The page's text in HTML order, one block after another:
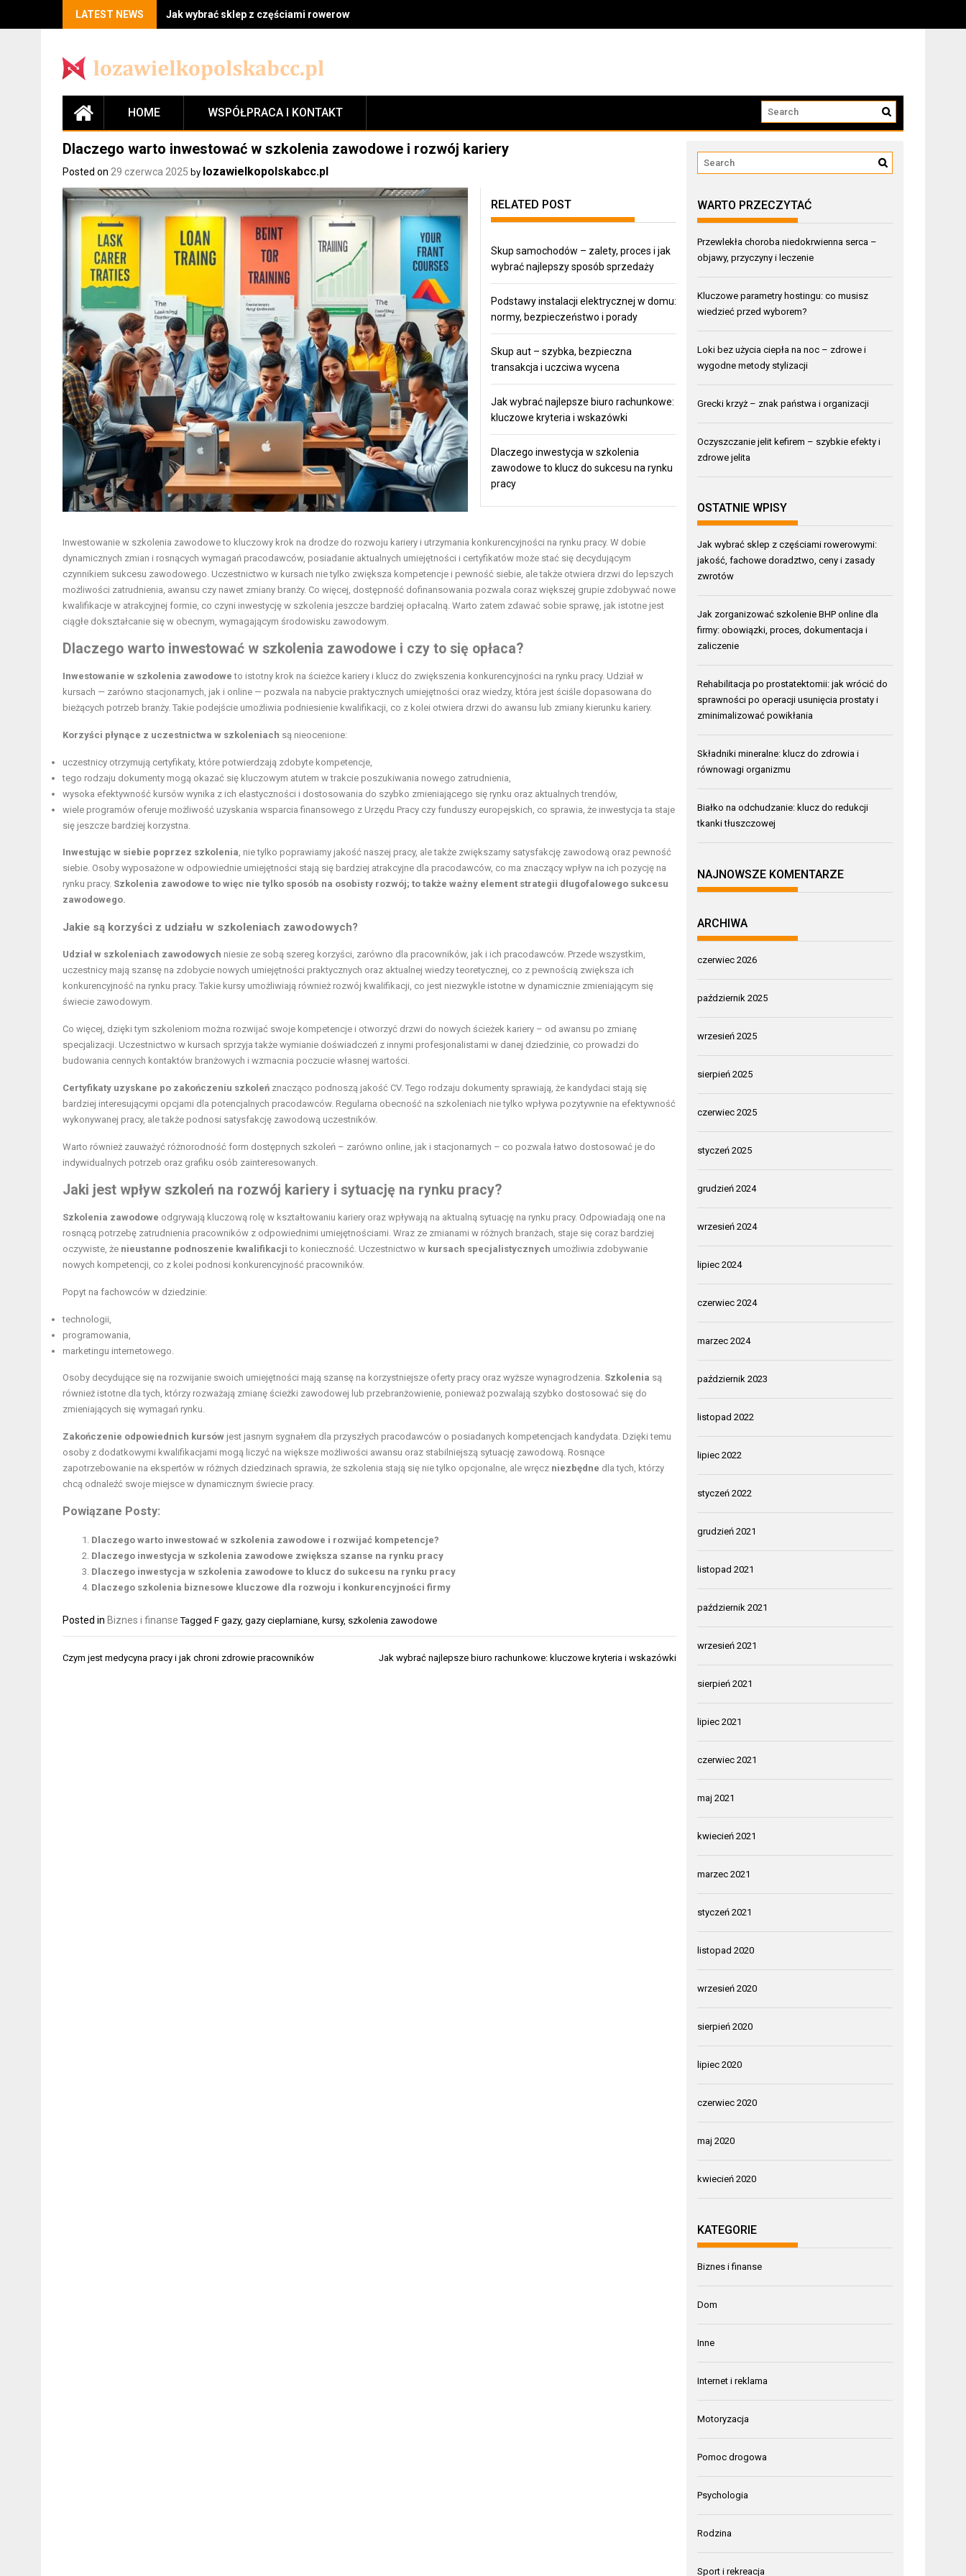
LATEST NEWS Jak wybrać sklep z częściami rowerowymi: jakość, fachowe doradztwo, ceny i zasady zwrotów
HOME WSPÓŁPRACA I KONTAKT
Dlaczego warto inwestować w szkolenia zawodowe i rozwój kariery
Posted on 29 czerwca 2025 by lozawielkopolskabcc.pl
RELATED POST
Skup samochodów – zalety, proces i jak
wybrać najlepszy sposób sprzedaży
Podstawy instalacji elektrycznej w domu:
normy, bezpieczeństwo i porady
Skup aut – szybka, bezpieczna
transakcja i uczciwa wycena
Jak wybrać najlepsze biuro rachunkowe:
kluczowe kryteria i wskazówki
Dlaczego inwestycja w szkolenia
zawodowe to klucz do sukcesu na rynku
pracy
Inwestowanie w szkolenia zawodowe to kluczowy krok na drodze do rozwoju kariery i utrzymania konkurencyjności na rynku pracy. W dobie
dynamicznych zmian i rosnących wymagań pracodawców, posiadanie aktualnych umiejętności i certyfikatów może stać się decydującym
czynnikiem sukcesu zawodowego. Uczestnictwo w kursach nie tylko zwiększa kompetencje i pewność siebie, ale także otwiera drzwi do lepszych
możliwości zatrudnienia, awansu czy nawet zmiany branży. Co więcej, dostępność dofinansowania pozwala coraz większej grupie zdobywać nowe
kwalifikacje w atrakcyjnej formie, co czyni inwestycję w szkolenia jeszcze bardziej opłacalną. Warto zatem zdawać sobie sprawę, jak istotne jest
ciągłe dokształcanie się w obecnym, wymagającym środowisku zawodowym.
Dlaczego warto inwestować w szkolenia zawodowe i czy to się opłaca?
Inwestowanie w szkolenia zawodowe to istotny krok na ścieżce kariery i klucz do zwiększenia konkurencyjności na rynku pracy. Udział w
kursach — zarówno stacjonarnych, jak i online — pozwala na nabycie praktycznych umiejętności oraz wiedzy, która jest ściśle dopasowana do
bieżących potrzeb branży. Takie podejście umożliwia podniesienie kwalifikacji, co z kolei otwiera drzwi do awansu lub zmiany kierunku kariery.
Korzyści płynące z uczestnictwa w szkoleniach są nieocenione:
uczestnicy otrzymują certyfikaty, które potwierdzają zdobyte kompetencje,
tego rodzaju dokumenty mogą okazać się kluczowym atutem w trakcie poszukiwania nowego zatrudnienia,
wysoka efektywność kursów wynika z ich elastyczności i dostosowania do szybko zmieniającego się rynku oraz aktualnych trendów,
wiele programów oferuje możliwość uzyskania wsparcia finansowego z Urzędu Pracy czy funduszy europejskich, co sprawia, że inwestycja ta staje
się jeszcze bardziej korzystna.
Inwestując w siebie poprzez szkolenia , nie tylko poprawiamy jakość naszej pracy, ale także zwiększamy satysfakcję zawodową oraz pewność
siebie. Osoby wyposażone w odpowiednie umiejętności stają się bardziej atrakcyjne dla pracodawców, co ma znaczący wpływ na ich pozycję na
rynku pracy. Szkolenia zawodowe to więc nie tylko sposób na osobisty rozwój; to także ważny element strategii długofalowego sukcesu
zawodowego.
Jakie są korzyści z udziału w szkoleniach zawodowych?
Udział w szkoleniach zawodowych niesie ze sobą szereg korzyści, zarówno dla pracowników, jak i ich pracodawców. Przede wszystkim,
uczestnicy mają szansę na zdobycie nowych umiejętności praktycznych oraz aktualnej wiedzy teoretycznej, co z pewnością zwiększa ich
konkurencyjność na rynku pracy. Takie kursy umożliwiają również rozwój kwalifikacji, co jest niezwykle istotne w dynamicznie zmieniającym się
świecie zawodowym.
Co więcej, dzięki tym szkoleniom można rozwijać swoje kompetencje i otworzyć drzwi do nowych ścieżek kariery – od awansu po zmianę
specjalizacji. Uczestnictwo w kursach sprzyja także wymianie doświadczeń z innymi profesjonalistami w danej dziedzinie, co prowadzi do
budowania cennych kontaktów branżowych i wzmacnia poczucie własnej wartości.
Certyfikaty uzyskane po zakończeniu szkoleń znacząco podnoszą jakość CV. Tego rodzaju dokumenty sprawiają, że kandydaci stają się
bardziej interesującymi opcjami dla potencjalnych pracodawców. Regularna obecność na szkoleniach nie tylko wpływa pozytywnie na efektywność
wykonywanej pracy, ale także podnosi satysfakcję zawodową uczestników.
Warto również zauważyć różnorodność form dostępnych szkoleń – zarówno online, jak i stacjonarnych – co pozwala łatwo dostosować je do
indywidualnych potrzeb oraz grafiku osób zainteresowanych.
Jaki jest wpływ szkoleń na rozwój kariery i sytuację na rynku pracy?
Szkolenia zawodowe odgrywają kluczową rolę w kształtowaniu kariery oraz wpływają na aktualną sytuację na rynku pracy. Odpowiadają one na
rosnącą potrzebę zatrudnienia pracowników z odpowiednimi umiejętnościami. Wraz ze zmianami w różnych branżach, staje się coraz bardziej
oczywiste, że nieustanne podnoszenie kwalifikacji to konieczność. Uczestnictwo w kursach specjalistycznych umożliwia zdobywanie
nowych kompetencji, co z kolei podnosi konkurencyjność pracowników.
Popyt na fachowców w dziedzinie:
technologii,
programowania,
marketingu internetowego.
Osoby decydujące się na rozwijanie swoich umiejętności mają szansę na korzystniejsze oferty pracy oraz wyższe wynagrodzenia. Szkolenia są
również istotne dla tych, którzy rozważają zmianę ścieżki zawodowej lub przebranżowienie, ponieważ pozwalają szybko dostosować się do
zmieniających się wymagań rynku.
Zakończenie odpowiednich kursów jest jasnym sygnałem dla przyszłych pracodawców o posiadanych kompetencjach kandydata. Dzięki temu
osoby z dodatkowymi kwalifikacjami mogą liczyć na większe możliwości awansu oraz stabilniejszą sytuację zawodową. Rosnące
zapotrzebowanie na ekspertów w różnych dziedzinach sprawia, że szkolenia stają się nie tylko opcjonalne, ale wręcz niezbędne dla tych, którzy
chcą odnaleźć swoje miejsce w dynamicznym świecie pracy.
Powiązane Posty:
Dlaczego warto inwestować w szkolenia zawodowe i rozwijać kompetencje?
Dlaczego inwestycja w szkolenia zawodowe zwiększa szanse na rynku pracy
Dlaczego inwestycja w szkolenia zawodowe to klucz do sukcesu na rynku pracy
Dlaczego szkolenia biznesowe kluczowe dla rozwoju i konkurencyjności firmy
Posted in Biznes i finanse Tagged F gazy, gazy cieplarniane kursy, szkolenia zawodowe
Nawigacja
Czym jest medycyna pracy i jak chroni zdrowie pracowników Jak wybrać najlepsze biuro rachunkowe: kluczowe kryteria i wskazówki
WARTO PRZECZYTAĆ
Przewlekła choroba niedokrwienna serca –
objawy, przyczyny i leczenie
Kluczowe parametry hostingu: co musisz
wiedzieć przed wyborem?
Loki bez użycia ciepła na noc – zdrowe i
wygodne metody stylizacji
Grecki krzyż – znak państwa i organizacji
Oczyszczanie jelit kefirem – szybkie efekty i
zdrowe jelita
OSTATNIE WPISY
Jak wybrać sklep z częściami rowerowymi:
jakość, fachowe doradztwo, ceny i zasady
zwrotów
Jak zorganizować szkolenie BHP online dla
firmy: obowiązki, proces, dokumentacja i
zaliczenie
Rehabilitacja po prostatektomii: jak wrócić do
sprawności po operacji usunięcia prostaty i
zminimalizować powikłania
Składniki mineralne: klucz do zdrowia i
równowagi organizmu
Białko na odchudzanie: klucz do redukcji
tkanki tłuszczowej
NAJNOWSZE KOMENTARZE
ARCHIWA
czerwiec 2026
październik 2025
wrzesień 2025
sierpień 2025
czerwiec 2025
styczeń 2025
grudzień 2024
wrzesień 2024
lipiec 2024
czerwiec 2024
marzec 2024
październik 2023
listopad 2022
lipiec 2022
styczeń 2022
grudzień 2021
listopad 2021
październik 2021
wrzesień 2021
sierpień 2021
lipiec 2021
czerwiec 2021
maj 2021
kwiecień 2021
marzec 2021
styczeń 2021
listopad 2020
wrzesień 2020
sierpień 2020
lipiec 2020
czerwiec 2020
maj 2020
kwiecień 2020
KATEGORIE
Biznes i finanse
Dom
Inne
Internet i reklama
Motoryzacja
Pomoc drogowa
Psychologia
Rodzina
Sport i rekreacja